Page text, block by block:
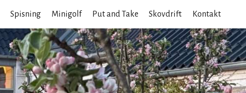
Spisning Minigolf Put and Take Skovdrift Kontakt